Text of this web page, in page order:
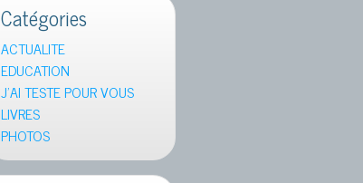
Catégories
ACTUALITE
EDUCATION
J'AI TESTE POUR VOUS
LIVRES
PHOTOS